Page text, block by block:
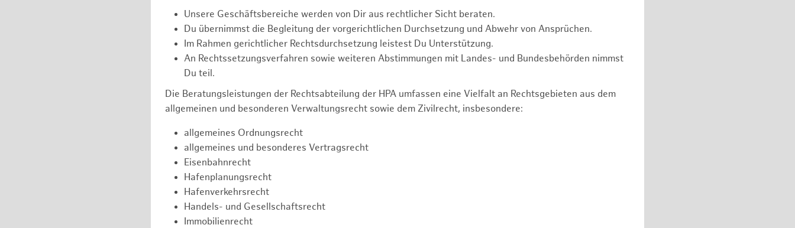
Unsere Geschäftsbereiche werden von Dir aus rechtlicher Sicht beraten.
Du übernimmst die Begleitung der vorgerichtlichen Durchsetzung und Abwehr von Ansprüchen.
Im Rahmen gerichtlicher Rechtsdurchsetzung leistest Du Unterstützung.
An Rechtssetzungsverfahren sowie weiteren Abstimmungen mit Landes- und Bundesbehörden nimmst
Du teil.
Die Beratungsleistungen der Rechtsabteilung der HPA umfassen eine Vielfalt an Rechtsgebieten aus dem
allgemeinen und besonderen Verwaltungsrecht sowie dem Zivilrecht, insbesondere:
allgemeines Ordnungsrecht
allgemeines und besonderes Vertragsrecht
Eisenbahnrecht
Hafenplanungsrecht
Hafenverkehrsrecht
Handels- und Gesellschaftsrecht
Immobilienrecht